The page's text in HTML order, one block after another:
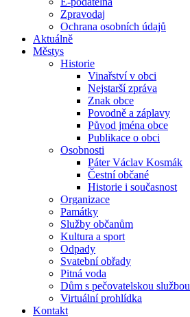
Zpravodaj
Ochrana osobních údajů
Aktuálně
Městys
Historie
Vinařství v obci
Nejstarší zpráva
Znak obce
Povodně a záplavy
Původ jména obce
Publikace o obci
Osobnosti
Páter Václav Kosmák
Čestní občané
Historie i současnost
Organizace
Památky
Služby občanům
Kultura a sport
Odpady
Svatební obřady
Pitná voda
Dům s pečovatelskou službou
Virtuální prohlídka
Kontakt